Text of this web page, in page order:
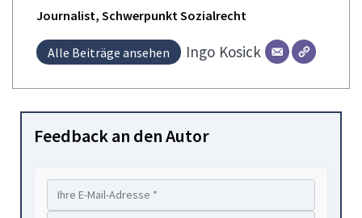
Journalist, Schwerpunkt Sozialrecht
Alle Beiträge ansehen Ingo Kosick
Feedback an den Autor